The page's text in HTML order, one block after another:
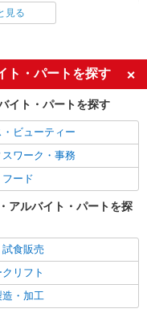
詳細を見る
も、プライベートも諦め
＜日払い有/週払い有/交
む)＞
チカ！！
詳細を見る
さんのサポートスタッフ
＜日払い有/週払い有/交
む)＞
（40代～）活躍中
険あり
見る
ト・パートを探す
イト・パートを探す
ビューティー
スワーク・事務
ード
アルバイト・パートを探
食販売
リフト
造・加工